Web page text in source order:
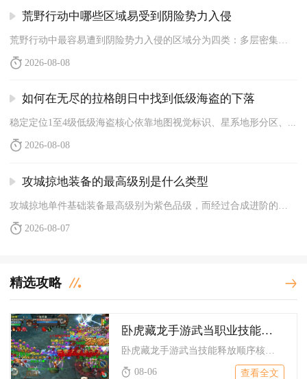
荒野行动中哪些区域易受到阴险势力入侵
2026-08-08
如何在无尽的拉格朗日中找到低级海盗的下落
稳定定位1至4级低级海盗核心依靠地图视觉标识、星系地形分区、...
2026-08-08
攻城掠地装备的最高级别是什么类型
2026-08-07
精选攻略
卧虎藏龙手游武当职业技能的释放顺序有什么要求
卧虎藏龙手游武当技能释放顺序核心遵循控场起手、叠加剑气增伤、...
08-06
查看全文